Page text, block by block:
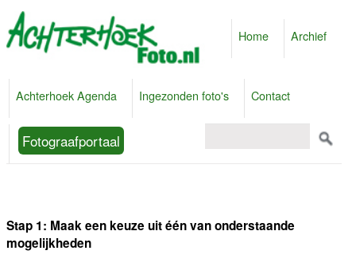
Home Archief
Achterhoek Agenda Ingezonden foto's Contact
Fotograafportaal
Stap 1: Maak een keuze uit één van onderstaande
mogelijkheden